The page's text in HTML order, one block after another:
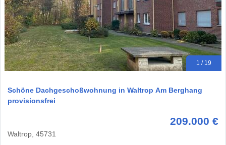
1 / 19
Schöne Dachgeschoßwohnung in Waltrop Am Berghang
provisionsfrei
209.000 €
Waltrop, 45731